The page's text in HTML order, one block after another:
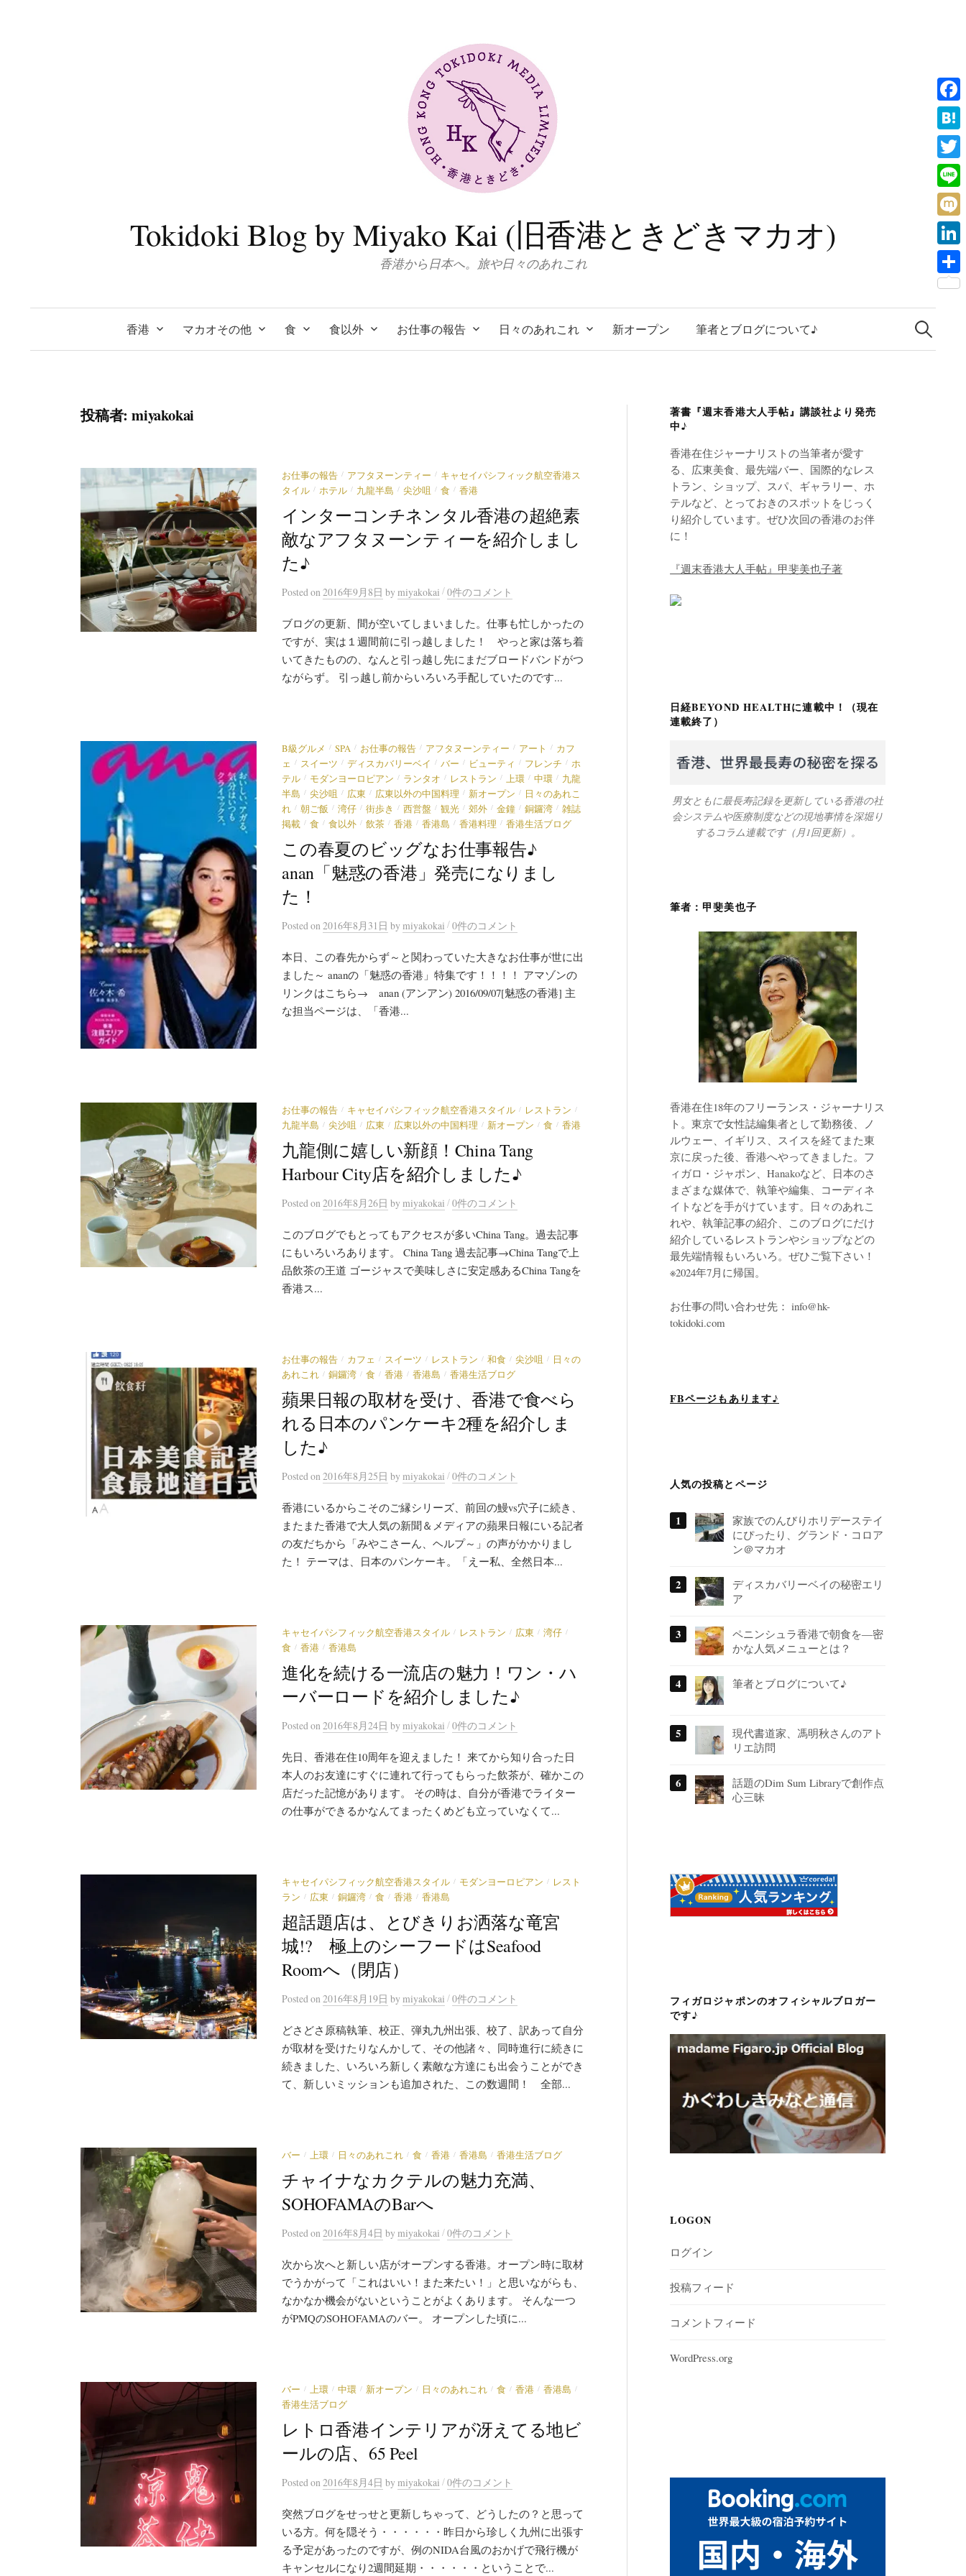
Tokidoki Blog by Miyako Kai (旧香港ときどきマカオ)
香港から日本へ。旅や日々のあれこれ
香港 マカオその他 食 食以外 お仕事の報告 日々のあれこれ 新オープン 筆者とブログについて♪
検
索:
投稿者: miyakokai
お仕事の報告 / アフタヌーンティー / キャセイパシフィック航空香港ス
タイル / ホテル / 九龍半島 / 尖沙咀 / 食 / 香港
インターコンチネンタル香港の超絶素
敵なアフタヌーンティーを紹介しまし
た♪
Posted on 2016年9月8日 by miyakokai /0件のコメント
ブログの更新、間が空いてしまいました。仕事も忙しかったの
ですが、実は１週間前に引っ越しました！ やっと家は落ち着
いてきたものの、なんと引っ越し先にまだブロードバンドがつ
ながらず。 引っ越し前からいろいろ手配していたのです...
B級グルメ / SPA / お仕事の報告 / アフタヌーンティー / アート / カフ
ェ / スイーツ / ディスカバリーベイ / バー / ビューティ / フレンチ / ホ
テル / モダンヨーロピアン / ランタオ / レストラン / 上環 / 中環 / 九龍
半島 / 尖沙咀 / 広東 / 広東以外の中国料理 / 新オープン / 日々のあれこ
れ / 朝ご飯 / 湾仔 / 街歩き / 西営盤 / 観光 / 郊外 / 金鐘 / 銅鑼湾 / 雑誌
掲載 / 食 / 食以外 / 飲茶 / 香港 / 香港島 / 香港料理 / 香港生活ブログ
この春夏のビッグなお仕事報告♪
anan「魅惑の香港」発売になりまし
た！
Posted on 2016年8月31日 by miyakokai /0件のコメント
本日、この春先からず～と関わっていた大きなお仕事が世に出
ました～ ananの「魅惑の香港」特集です！！！！ アマゾンの
リンクはこちら→ anan (アンアン) 2016/09/07[魅惑の香港] 主
な担当ページは、「香港...
お仕事の報告 / キャセイパシフィック航空香港スタイル / レストラン /
九龍半島 / 尖沙咀 / 広東 / 広東以外の中国料理 / 新オープン / 食 / 香港
九龍側に嬉しい新顔！China Tang
Harbour City店を紹介しました♪
Postedon 2016年8月26日 by miyakokai /0件のコメント
このブログでもとってもアクセスが多いChina Tang。過去記事
にもいろいろあります。 China Tang 過去記事→China Tangで上
品飲茶の王道 ゴージャスで美味しさに安定感あるChina Tangを
香港ス...
お仕事の報告 / カフェ / スイーツ / レストラン / 和食 / 尖沙咀 / 日々の
あれこれ / 銅鑼湾 / 食 / 香港 / 香港島 / 香港生活ブログ
蘋果日報の取材を受け、香港で食べら
れる日本のパンケーキ2種を紹介しま
した♪
Postedon 2016年8月25日 by miyakokai /0件のコメント
香港にいるからこそのご縁シリーズ、前回の鰻vs穴子に続き、
またまた香港で大人気の新聞＆メディアの蘋果日報にいる記者
の友だちから「みやこさーん、ヘルプ～」の声がかかりまし
た！ テーマは、日本のパンケーキ。「えー私、全然日本...
キャセイパシフィック航空香港スタイル / レストラン / 広東 / 湾仔 /
食 / 香港 / 香港島
進化を続ける一流店の魅力！ワン・ハ
ーバーロードを紹介しました♪
Postedon 2016年8月24日 by miyakokai /0件のコメント
先日、香港在住10周年を迎えました！ 来てから知り合った日
本人のお友達にすぐに連れて行ってもらった飲茶が、確かこの
店だった記憶があります。 その時は、自分が香港でライター
の仕事ができるかなんてまったくめども立っていなくて...
キャセイパシフィック航空香港スタイル / モダンヨーロピアン / レスト
ラン / 広東 / 銅鑼湾 / 食 / 香港 / 香港島
超話題店は、とびきりお洒落な竜宮
城!? 極上のシーフードはSeafood
Roomへ（閉店）
Postedon 2016年8月19日 by miyakokai /0件のコメント
どさどさ原稿執筆、校正、弾丸九州出張、校了、訳あって自分
が取材を受けたりなんかして、その他諸々、同時進行に続きに
続きました、いろいろ新しく素敵な方達にも出会うことができ
て、新しいミッションも追加された、この数週間！ 全部...
バー / 上環 / 日々のあれこれ / 食 / 香港 / 香港島 / 香港生活ブログ
チャイナなカクテルの魅力充満、
SOHOFAMAのBarへ
Postedon 2016年8月4日 by miyakokai /0件のコメント
次から次へと新しい店がオープンする香港。オープン時に取材
でうかがって「これはいい！また来たい！」と思いながらも、
なかなか機会がないということがよくあります。 そんな一つ
がPMQのSOHOFAMAのバー。 オープンした頃に...
バー / 上環 / 中環 / 新オープン / 日々のあれこれ / 食 / 香港 / 香港島 /
香港生活ブログ
レトロ香港インテリアが冴えてる地ビ
ールの店、65 Peel
Postedon 2016年8月4日 by miyakokai /0件のコメント
突然ブログをせっせと更新しちゃって、どうしたの？と思って
いる方。何を隠そう・・・・・・昨日から珍しく九州に出張す
る予定があったのですが、例のNIDA台風のおかげで飛行機が
キャンセルになり2週間延期・・・・・・ということで...
著書『週末香港大人手帖』講談社より発売
中♪
香港在住ジャーナリストの当筆者が愛す
る、広東美食、最先端バー、国際的なレス
トラン、ショップ、スパ、ギャラリー、ホ
テルなど、とっておきのスポットをじっく
り紹介しています。ぜひ次回の香港のお伴
に！
『週末香港大人手帖』甲斐美也子著
日経BEYOND HEALTHに連載中！（現在
連載終了）
男女ともに最長寿記録を更新している香港の社
会システムや医療制度などの現地事情を深堀り
するコラム連載です（月1回更新）。
筆者：甲斐美也子
香港在住18年のフリーランス・ジャーナリス
ト。東京で女性誌編集者として勤務後、ノ
ルウェー、イギリス、スイスを経てまた東
京に戻った後、香港へやってきました。フ
ィガロ・ジャポン、Hanakoなど、日本のさ
まざまな媒体で、執筆や編集、コーディネ
イトなどを手がけています。日々のあれこ
れや、執筆記事の紹介、このブログにだけ
紹介しているレストランやショップなどの
最先端情報もいろいろ。ぜひご覧下さい！
※2024年7月に帰国。
お仕事の問い合わせ先： info@hk-
tokidoki.com
FBページもあります♪
人気の投稿とページ
家族でのんびりホリデーステイ
にぴったり、グランド・コロア
ン＠マカオ
ディスカバリーベイの秘密エリ
ア
ペニンシュラ香港で朝食を―密
かな人気メニューとは？
筆者とブログについて♪
現代書道家、馮明秋さんのアト
リエ訪問
話題のDim Sum Libraryで創作点
心三昧
フィガロジャポンのオフィシャルブロガー
です♪
LOGON
ログイン
投稿フィード
コメントフィード
WordPress.org
F
a
c
e
b
o
o
k
H
a
t
e
n
a
T
w
i
t
e
L
i
n
e
M
i
x
L
i
共